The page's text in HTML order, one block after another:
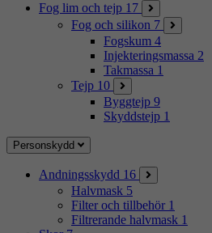
Fog lim och tejp 17
Fog och silikon 7
Fogskum 4
Injekteringsmassa 2
Takmassa 1
Tejp 10
Byggtejp 9
Skyddstejp 1
Personskydd
Andningsskydd 16
Halvmask 5
Filter och tillbehör 1
Filtrerande halvmask 1